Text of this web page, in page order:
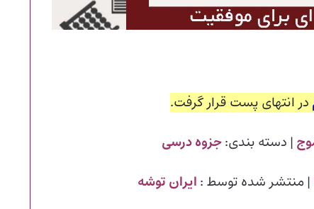
در انتهای پست قرار گرفت.
| دسته بندی:جزوه درسی
| منتشر شده توسط : ایران توشه